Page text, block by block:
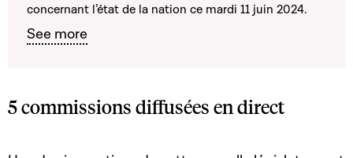
concernant l’état de la nation ce mardi 11 juin 2024.
See more
5 commissions diffusées en direct